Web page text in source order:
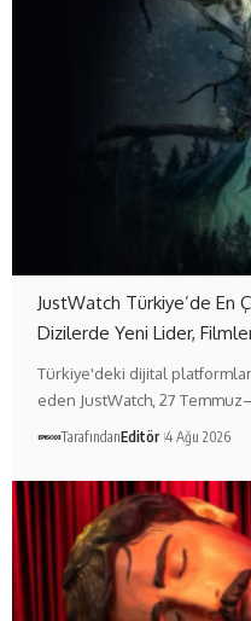
JustWatch Türkiye’de En
Dizilerde Yeni Lider,
Türkiye'deki dijital
eden JustWatch, 27
TarafındanEditör 4 Ağu 2026